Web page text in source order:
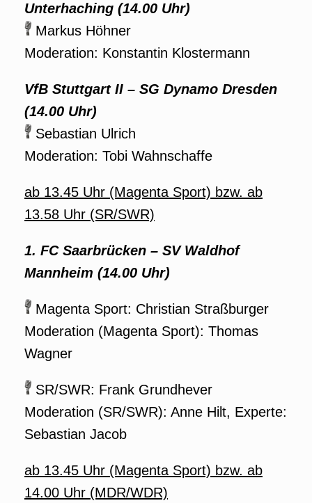
Unterhaching (14.00 Uhr)
Markus Höhner
Moderation: Konstantin Klostermann
VfB Stuttgart II – SG Dynamo Dresden
(14.00 Uhr)
Sebastian Ulrich
Moderation: Tobi Wahnschaffe
ab 13.45 Uhr (Magenta Sport) bzw. ab
13.58 Uhr (SR/SWR)
1. FC Saarbrücken – SV Waldhof
Mannheim (14.00 Uhr)
Magenta Sport: Christian Straßburger
Moderation (Magenta Sport): Thomas
Wagner
SR/SWR: Frank Grundhever
Moderation (SR/SWR): Anne Hilt, Experte:
Sebastian Jacob
ab 13.45 Uhr (Magenta Sport) bzw. ab
14.00 Uhr (MDR/WDR)